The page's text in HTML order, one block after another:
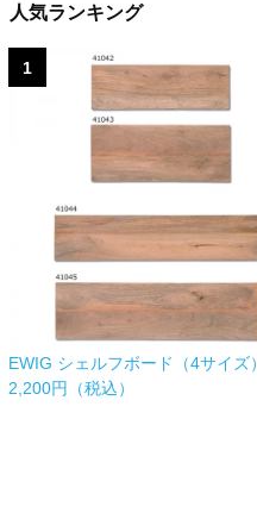
人気ランキング
1
EWIG シェルフボード（4サイズ）
2,200円（税込）